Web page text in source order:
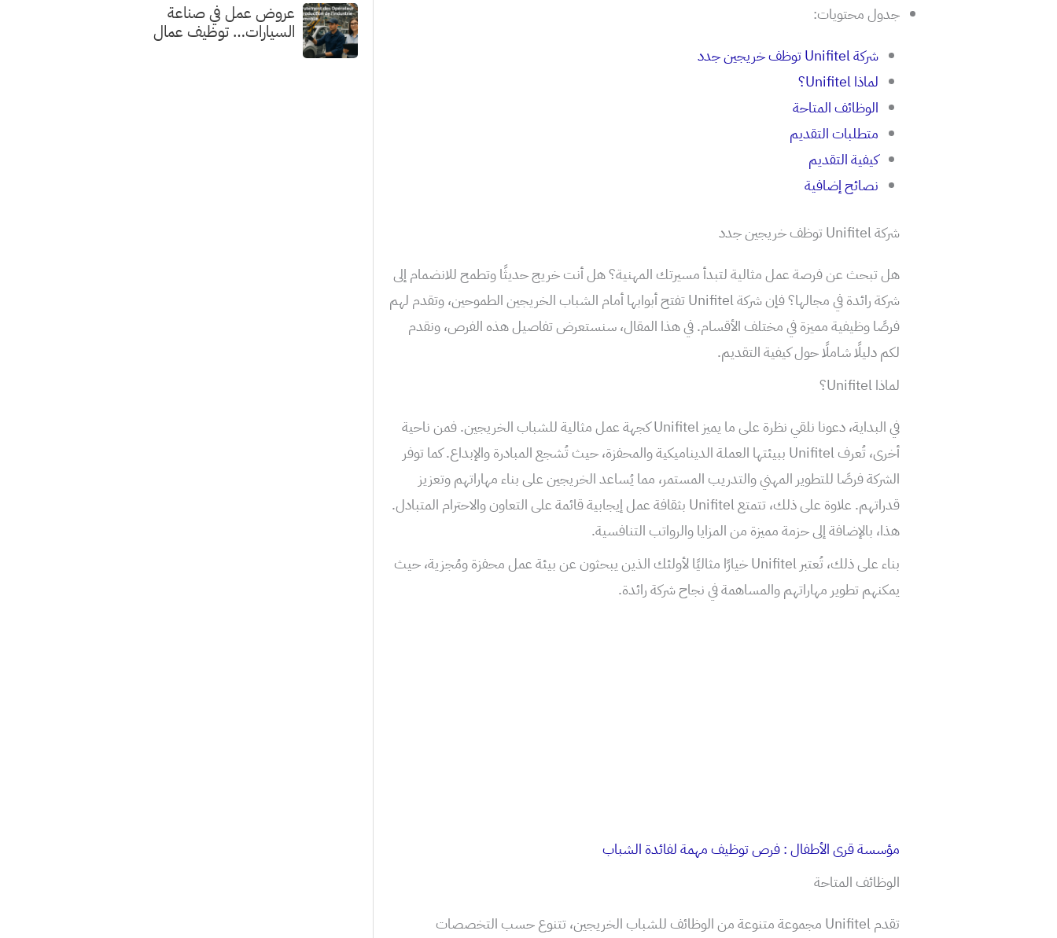
جدول محتويات:
شركة Unifitel توظف خريجين جدد
لماذا Unifitel؟
الوظائف المتاحة
متطلبات التقديم
كيفية التقديم
نصائح إضافية
شركة Unifitel توظف خريجين جدد
هل تبحث عن فرصة عمل مثالية لتبدأ مسيرتك المهنية؟ هل أنت خريج حديثًا وتطمح للانضمام إلى
شركة رائدة في مجالها؟ فإن شركة Unifitel تفتح أبوابها أمام الشباب الخريجين الطموحين، وتقدم لهم
فرصًا وظيفية مميزة في مختلف الأقسام. في هذا المقال، سنستعرض تفاصيل هذه الفرص، ونقدم
لكم دليلًا شاملًا حول كيفية التقديم.
لماذا Unifitel؟
في البداية، دعونا نلقي نظرة على ما يميز Unifitel كجهة عمل مثالية للشباب الخريجين. فمن ناحية
أخرى، تُعرف Unifitel ببيئتها العملة الديناميكية والمحفزة، حيث تُشجع المبادرة والإبداع. كما توفر
الشركة فرصًا للتطوير المهني والتدريب المستمر، مما يُساعد الخريجين على بناء مهاراتهم وتعزيز
قدراتهم. علاوة على ذلك، تتمتع Unifitel بثقافة عمل إيجابية قائمة على التعاون والاحترام المتبادل.
هذا، بالإضافة إلى حزمة مميزة من المزايا والرواتب التنافسية.
بناء على ذلك، تُعتبر Unifitel خيارًا مثاليًا لأولئك الذين يبحثون عن بيئة عمل محفزة ومُجزية، حيث
يمكنهم تطوير مهاراتهم والمساهمة في نجاح شركة رائدة.
مؤسسة قرى الأطفال : فرص توظيف مهمة لفائدة الشباب
الوظائف المتاحة
تقدم Unifitel مجموعة متنوعة من الوظائف للشباب الخريجين، تتنوع حسب التخصصات
عروض عمل في صناعة
السيارات… توظيف عمال